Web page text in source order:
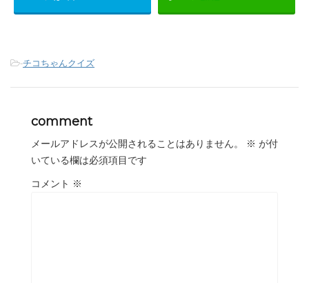
-チコちゃんクイズ
comment
メールアドレスが公開されることはありません。 ※ が付
いている欄は必須項目です
コメント ※